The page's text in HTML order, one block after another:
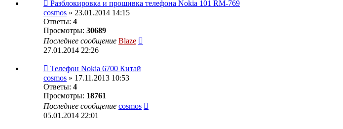
Разблокировка и прошивка телефона Nokia 101 RM-769
cosmos » 23.01.2014 14:15
Ответы: 4
Просмотры: 30689
Последнее сообщение Blaze
27.01.2014 22:26
Телефон Nokia 6700 Китай
cosmos » 17.11.2013 10:53
Ответы: 4
Просмотры: 18761
Последнее сообщение cosmos
05.01.2014 22:01